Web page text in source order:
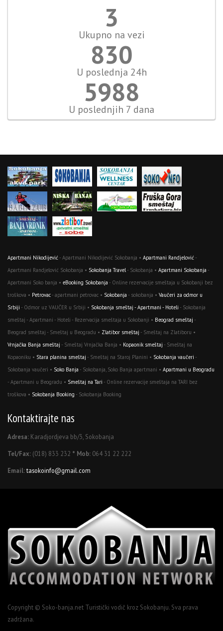
4
Ukupno na vezi
958
U poslednja 24h
6909
U poslednjih 7 dana
Apartmani Nikodijević- Apartmani Nikodijević Sokobanja • Apartmani Randjelović-
Apartmani Randjelović Sokobanja • Sokobanja Travel- Sokobanja • Apartmani Sokobanja -
Apartmani Soko banja • eBooking Sokobanja - Online rezervacije smeštaja u Sokobanji bez
troškova • Petrovac- apartmani petrovac • Sokobanja - sokobanja • Vaučeri za odmor u
Srbiji - Odmor uz VAUČER u Srbiji • Sokobanja smeštaj - Apartmani - Hoteli - Sokobanja
smeštaj - Apartmani - Hoteli - Rezervacija smeštaja u Sokobanji • Beograd smeštaj -
Beograd smeštaj - Smeštaj u Beogradu • Zlatibor smeštaj - Smeštaj na Zlatiboru •
Vrnjačka Banja smeštaj - Smeštaj Vrnjačka Banja • Kopaonik smeštaj - Smeštaj na
Kopaoniku • Stara planina smeštaj - Smeštaj na Staroj Planini • Sokobanja vaučeri -
Sokobanja vaučeri • Soko Banja - Sokobanja, Soko Banja apartmani • Apartmani u Beogradu
- Apartmani u Beogradu • Smeštaj na Tari - Online rezervacije smeštaja na TARI bez
troškova • Sokobanja Booking - Sokobanja Booking
Kontaktirajte nas
Adresa: Karadjordjeva bb/3, Sokobanja
Tel/Fax: (018) 833 232 * Mob: 064 31 22 222
Email:tasokoinfo@gmail.com
Copyright © Soko-banja.net Turistički vodič kroz Sokobanju. Sva prava
zadržana.